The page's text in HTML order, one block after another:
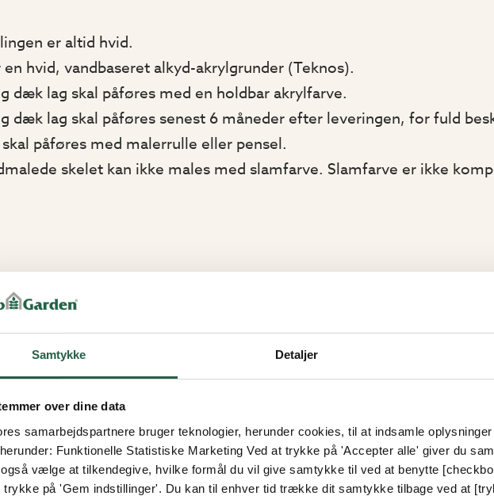
Samtykke Detaljer
over dine data
samarbejdspartnere bruger teknologier, herunder cookies, til at indsamle
Funktionelle Statistiske Marketing Ved at trykke på 'Accepter alle' giver du
vælge at tilkendegive, hvilke formål du vil give samtykke til ved at benytte
trykke på 'Gem indstillinger'. Du kan til enhver tid trække dit samtykke tilbage ved at
er altid hvid.
en hvid, vandbaseret alkyd-akrylgrunder (Teknos).
dæk lag skal påføres med en holdbar akrylfarve.
dæk lag skal påføres senest 6 måneder efter leveringen, for fuld
påføres med malerrulle eller pensel.
skelet kan ikke males med slamfarve. Slamfarve er ikke